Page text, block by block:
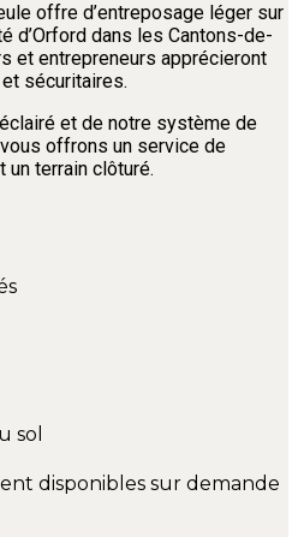
offre d’entreposage léger sur
d’Orford dans les Cantons-de-
et entrepreneurs apprécieront
sécuritaires.
et de notre système de
offrons un service de
un terrain clôturé.
sol
disponibles sur demande